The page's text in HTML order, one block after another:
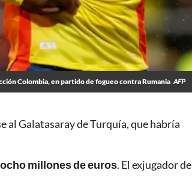
Colombia, en partido de fogueo contra Rumania AFP
al Galatasaray de Turquía, que habría
ocho millones de euros. El exjugador de